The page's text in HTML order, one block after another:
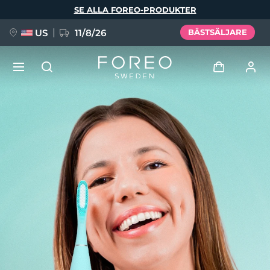
SE ALLA FOREO-PRODUKTER
US 11/8/26 BÄSTSÄLJARE
Användarprofil
Mina enheter
Mina beställningar
Mina adresser
Mina prenumerationer
FAQ™ Pure Beauty-Tech Elixir
BREAKING NEWS
issa™ Teeth Whitening Set
Deutsch
Español
Français
Italiano
Português
Svenska
Русский
简体中文 繁體中文